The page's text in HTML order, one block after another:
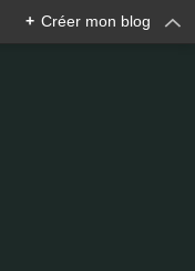
+ Créer mon blog